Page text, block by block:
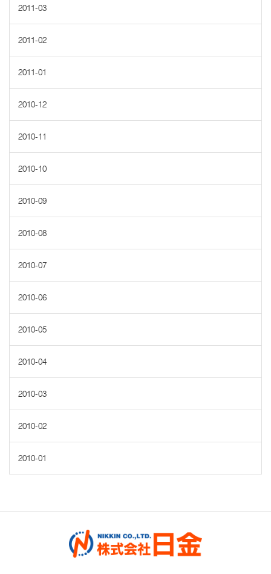
2011-03
2011-02
2011-01
2010-12
2010-11
2010-10
2010-09
2010-08
2010-07
2010-06
2010-05
2010-04
2010-03
2010-02
2010-01